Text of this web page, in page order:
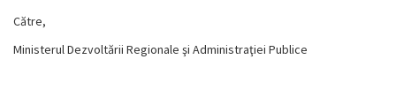
Către,
Ministerul Dezvoltării Regionale şi Administraţiei Publice